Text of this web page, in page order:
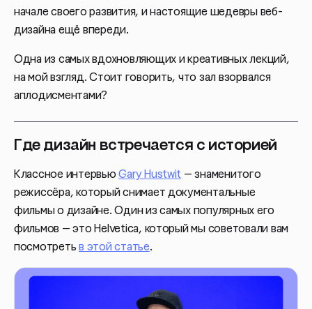
начале своего развития, и настоящие шедевры веб-
дизайна ещё впереди.
Одна из самых вдохновляющих и креативных лекций,
на мой взгляд. Стоит говорить, что зал взорвался
аплодисментами?
Где дизайн встречается с историей
Классное интервьюGary Hustwit — знаменитого
режиссёра, который снимает документальные
фильмы о дизайне. Один из самых популярных его
фильмов — это Helvetica, который мы советовали вам
посмотретьв этой статье.